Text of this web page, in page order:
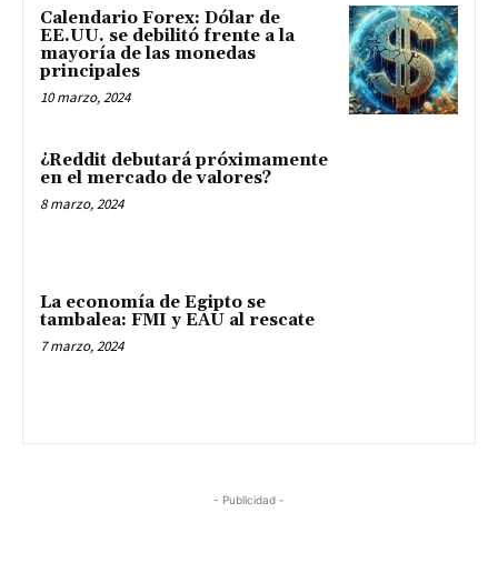
Calendario Forex: Dólar de
EE.UU. se debilitó frente a la
mayoría de las monedas
principales
10 marzo, 2024
¿Reddit debutará próximamente
en el mercado de valores?
8 marzo, 2024
La economía de Egipto se
tambalea: FMI y EAU al rescate
7 marzo, 2024
- Publicidad -